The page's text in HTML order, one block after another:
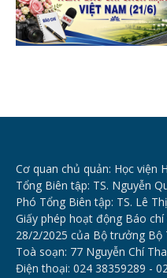
Cơ quan chủ quản: Học viện
Tổng Biên tập: TS. Nguyễn
Phó Tổng Biên tập: TS. Lê
Giấy phép hoạt động Báo
28/2/2025 của Bộ trưởng
Toà soạn: 77 Nguyễn Chí
Điện thoại: 024 38359289 -